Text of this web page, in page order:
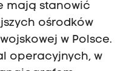
mają stanowić
ośrodków
w Polsce.
operacyjnych, w